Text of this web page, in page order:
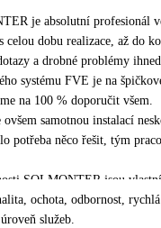
s rekuperací
vytápění
Okna / dveře
sestavy
je absolutní profesionál
celou dobu realizace, až do
a drobné problémy
systému FVE je na
na 100 % doporučit všem.
samotnou instalací
potřeba něco řešit, tým
SOLMONTER jsou
ale i co se administrativy a
ochota, odbornost,
služeb.